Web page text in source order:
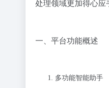
处理领域更加得心应
一、平台功能概述
多功能智能助手